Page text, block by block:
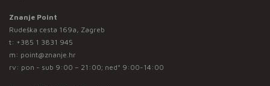
Znanje Point
Rudeška cesta 169a, Zagreb
t: +385 1 3831 945
m: point@znanje.hr
rv: pon - sub 9:00 – 21:00; ned* 9:00-14:00